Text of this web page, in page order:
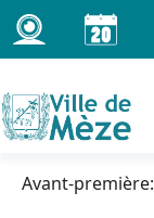
Passer
au
contenu
Avant-première: